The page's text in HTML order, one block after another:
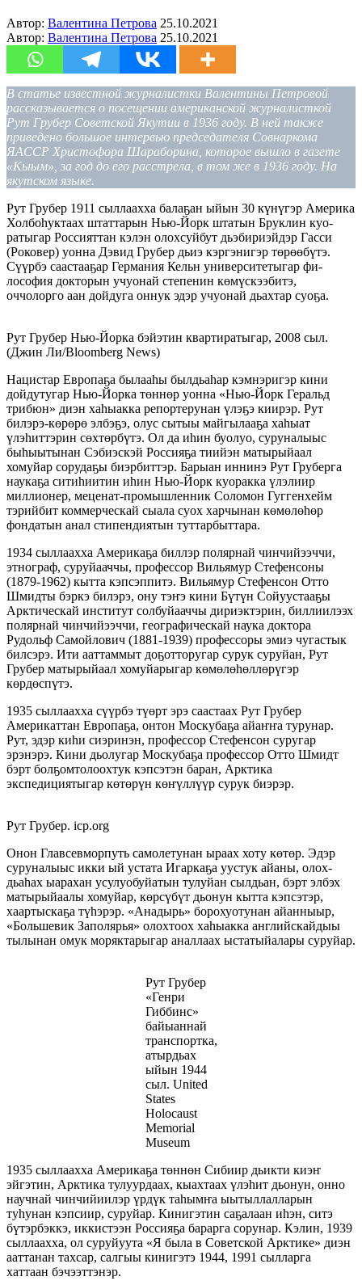
Автор: Валентина Петрова 25.10.2021
Автор: Валентина Петрова 25.10.2021
В статье известной журналистки Валентины Петровой
рассказывается о посещении американской журналисткой
Рут Грубер Советской Якутии в 1936 году. В ней также
приведено большое интервью председателя Совнаркома
ЯАССР Христофора Шараборина, которое вышло в газете
«Кыым», за год до его расстрела, в том же в 1936 году. На
якутском языке.
Рут Грубер 1911 сыллаахха балаҕан ыйын 30 күнүгэр Америка
Холбоһуктаах штаттарын Нью-Йорк штатын Бруклин куо­
ратыгар Россияттан кэлэн олохсуйбут дьэ­би­риэйдэр Гасси
(Роковер) уонна Дэвид Грубер дьиэ кэргэнигэр төрөөбүтэ.
Сүүрбэ саастааҕар Гер­ма­ния Кельн университетыгар фи­
лософия док­то­рын учуонай степенин көмүс­кээбитэ,
оччолорго аан дойдуга оннук эдэр учуонай дьахтар суо­ҕа.
Рут Грубер Нью-Йорка бэйэтин квартиратыгар, 2008 сыл.
(Джин Ли/Bloomberg News)
Нацистар Европаҕа былааһы былдьаһар кэм­нэригэр кини
дойдутугар Нью-Йорка төннөр уонна «Нью-Йорк Геральд
трибюн» диэн хаһыакка репортерунан үлэҕэ киирэр. Рут
билэрэ-көрөрө элбэҕэ, олус сытыы майгылааҕа хаһыат
үлэһиттэрин сөхтөрбүтэ. Ол да иһин буолуо, суруналыыс
быһыытынан Сэбиэскэй Россияҕа тиийэн матырыйаал
хомуйар сорудаҕы биэрбиттэр. Барыан иннинэ Рут Груберга
наука­ҕа ситиһиитин иһин Нью-Йорк куоракка үлэ­лиир
миллионер, меценат-промышленник Соломон Гуг­генхейм
тэрийбит коммерческай сыала суох харчынан көмөлөһөр
фондатын анал стипендия­тын туттарбыттара.
1934 сыллаахха Америкаҕа бил­лэр полярнай чинчийээччи,
этнограф, суруйаач­чы, профессор Вильямур Стефенсоны
(1879-1962) кыт­та кэпсэппитэ. Вильямур Стефенсон Отто
Шмидты бэркэ билэрэ, ону тэҥэ кини Бүтүн Сойуустааҕы
Арктическай институт солбуйааччы дириэктэрин, бил­лиилээх
полярнай чинчийээччи, географическай наука доктора
Рудольф Самойлович (1881-1939) профессоры эмиэ чугастык
билсэрэ. Ити ааттаммыт доҕотторугар сурук суруйан, Рут
Грубер матыры­йаал хомуйарыгар көмөлөһөллөрүгэр
көрдөспүтэ.
1935 сыллаахха сүүрбэ түөрт эрэ саастаах Рут Грубер
Америкаттан Европаҕа, онтон Москубаҕа айаҥҥа турунар.
Рут, эдэр киһи сиэринэн, профессор Стефенсон суругар
эрэнэрэ. Кини дьолугар Москубаҕа профессор Отто Шмидт
бэрт болҕомтолоохтук кэпсэтэн баран, Арктика
экспедициятыгар көтөрүн кө­ҥүллүүр сурук биэ­рэр.
Рут Грубер. icp.org
Онон Главсевморпуть самолетунан ыраах хоту көтөр. Эдэр
суруналыыс икки ый устата Игаркаҕа уустук айаны, олох-
дьаһах ыарахан усулуобуйатын тулуйан сылдьан, бэрт элбэх
матырыйаалы хомуйар, көрсүбүт дьонун кытта кэпсэтэр,
хаартыскаҕа түһэрэр. «Анадырь» бо­рохуотунан айанныыр,
«Большевик Заполярья» олохтоох хаһыакка английскайдыы
тылынан омук моряктарыгар аналлаах ыстатыйалары суруйар.
Рут Грубер
«Генри
Гиббинс»
байыаннай
транспортка,
атырдьах
ыйын 1944
сыл. United
States
Holocaust
Memorial
Museum
1935 сыллаахха Америкаҕа төннөн Сибиир дьикти киэҥ
эйгэтин, Арктика тулуурдаах, кыах­таах үлэһит дьонун, онно
научнай чинчийиилэр үр­дүк таһымҥа ыытыллалларын
туһунан кэпсиир, суруйар. Кинигэтин саҕалаан иһэн, ситэ
бүтэрбэккэ, иккистээн Россияҕа барарга сорунар. Кэлин, 1939
сыллаахха, ол суруйуута «Я была в Советской Арктике» диэн
ааттанан тахсар, салгыы кинигэтэ 1944, 1991 сылларга
хаттаан бэчээттэнэр.